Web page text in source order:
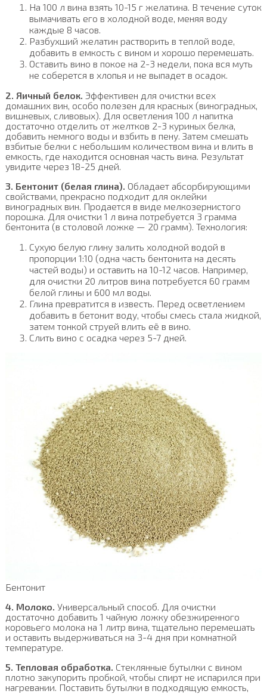
На 100 л вина взять 10-15 г желатина. В течение суток
вымачивать его в холодной воде, меняя воду
каждые 8 часов.
Разбухший желатин растворить в теплой воде,
добавить в емкость с вином и хорошо перемешать.
Оставить вино в покое на 2-3 недели, пока вся муть
не соберется в хлопья и не выпадет в осадок.
2. Яичный белок. Эффективен для очистки всех
домашних вин, особо полезен для красных (виноградных,
вишневых, сливовых). Для осветления 100 л напитка
достаточно отделить от желтков 2-3 куриных белка,
добавить немного воды и взбить в пену. Затем смешать
взбитые белки с небольшим количеством вина и влить в
емкость, где находится основная часть вина. Результат
увидите через 18-25 дней.
3. Бентонит (белая глина). Обладает абсорбирующими
свойствами, прекрасно подходит для оклейки
виноградных вин. Продается в виде мелкозернистого
порошка. Для очистки 1 л вина потребуется 3 грамма
бентонита (в столовой ложке — 20 грамм). Технология:
Сухую белую глину залить холодной водой в
пропорции 1:10 (одна часть бентонита на десять
частей воды) и оставить на 10-12 часов. Например,
для очистки 20 литров вина потребуется 60 грамм
белой глины и 600 мл воды.
Глина превратится в известь. Перед осветлением
добавить в бетонит воду, чтобы смесь стала жидкой,
затем тонкой струей влить её в вино.
Слить вино с осадка через 5-7 дней.
Бентонит
4. Молоко. Универсальный способ. Для очистки
достаточно добавить 1 чайную ложку обезжиренного
коровьего молока на 1 литр вина, тщательно перемешать
и оставить выдерживаться на 3-4 дня при комнатной
температуре.
5. Тепловая обработка. Стеклянные бутылки с вином
плотно закупорить пробкой, чтобы спирт не испарился при
нагревании. Поставить бутылки в подходящую емкость,